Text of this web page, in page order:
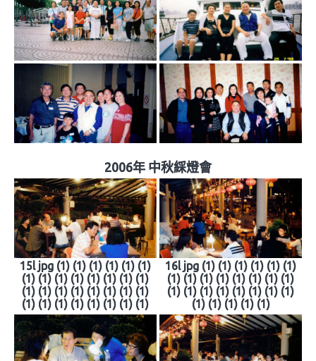
2006年 中秋綵燈會
15l jpg (1) (1) (1) (1) (1) (1)
(1) (1) (1) (1) (1) (1) (1) (1)
(1) (1) (1) (1) (1) (1) (1) (1)
(1) (1) (1) (1) (1) (1) (1) (1)
16l jpg (1) (1) (1) (1) (1) (1)
(1) (1) (1) (1) (1) (1) (1) (1)
(1) (1) (1) (1) (1) (1) (1) (1)
(1) (1) (1) (1) (1)